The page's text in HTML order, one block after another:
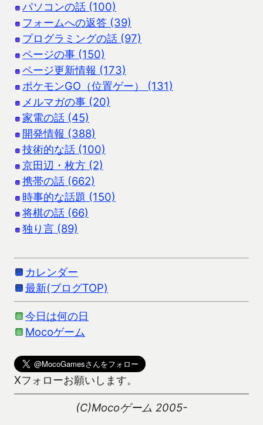
パソコンの話 (100)
フォームへの返答 (39)
プログラミングの話 (97)
ページの事 (150)
ページ更新情報 (173)
ポケモンGO（位置ゲー） (131)
メルマガの事 (20)
家電の話 (45)
開発情報 (388)
技術的な話 (100)
京田辺・枚方 (2)
携帯の話 (662)
時事的な話題 (150)
将棋の話 (66)
独り言 (89)
カレンダー
最新(ブログTOP)
今日は何の日
Mocoゲーム
Xフォローお願いします。
(C)Mocoゲーム 2005-